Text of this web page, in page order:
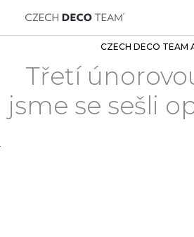
CZECH DECO TEAM
Třetí
jsme se sešli